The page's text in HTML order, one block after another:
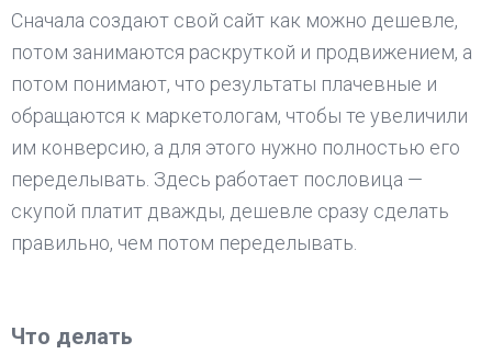
Сначала создают свой сайт как можно дешевле,
потом занимаются раскруткой и продвижением, а
потом понимают, что результаты плачевные и
обращаются к маркетологам, чтобы те увеличили
им конверсию, а для этого нужно полностью его
переделывать. Здесь работает пословица —
скупой платит дважды, дешевле сразу сделать
правильно, чем потом переделывать.
Что делать